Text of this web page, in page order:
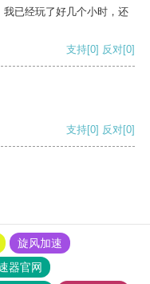
已经玩了好几个小时，还
支持[0] 反对[0]
支持[0] 反对[0]
旋风加速
器官网